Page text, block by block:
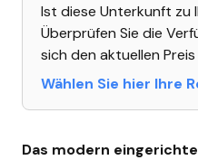
Ist diese Unterkunft zu
Überprüfen Sie die
sich den aktuellen Preis
Wählen Sie hier Ihre
Das modern